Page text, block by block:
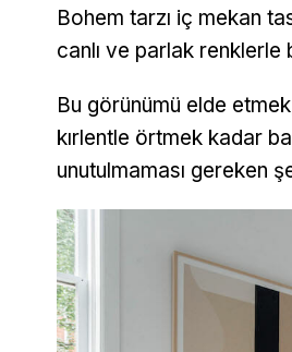
Bohem tarzı iç mekan
canlı ve parlak
Bu görünümü elde
kırlentle örtmek kadar
unutulmaması gereken